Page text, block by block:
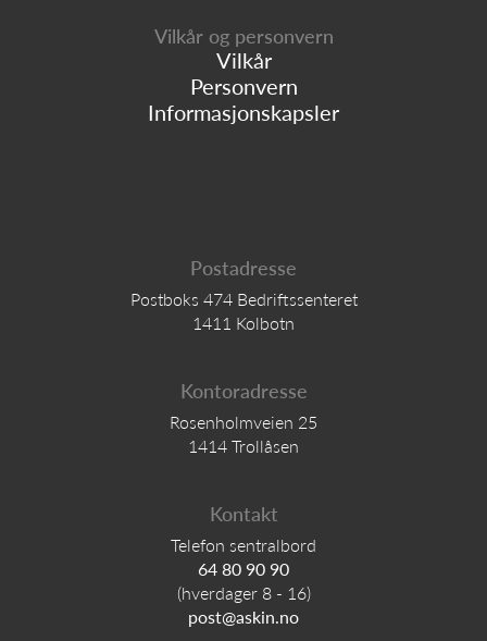
Vilkår og personvern
Vilkår
Personvern
Informasjonskapsler
Postadresse
Postboks 474 Bedriftssenteret
1411 Kolbotn
Kontoradresse
Rosenholmveien 25
1414 Trollåsen
Kontakt
Telefon sentralbord
64 80 90 90
(hverdager 8 - 16)
post@askin.no